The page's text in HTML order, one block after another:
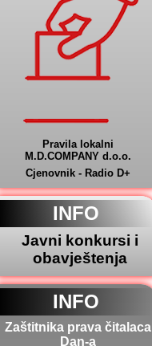
Pravila lokalni
M.D.COMPANY d.o.o.
Cjenovnik - Radio D+
INFO
Javni konkursi i
obavještenja
INFO
Zaštitnika prava čitalaca
Dan-a